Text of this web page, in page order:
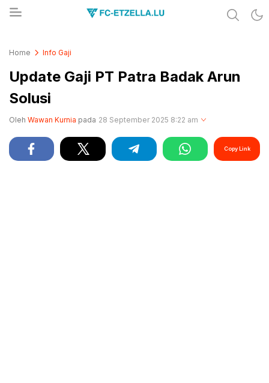
Home Info Gaji
Update Gaji PT Patra Badak Arun
Solusi
Oleh Wawan Kurnia pada 28 September 2025 8:22 am
Copy Link